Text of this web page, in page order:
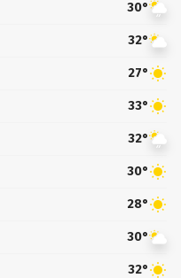
30°
32°
27°
33°
32°
30°
28°
30°
32°